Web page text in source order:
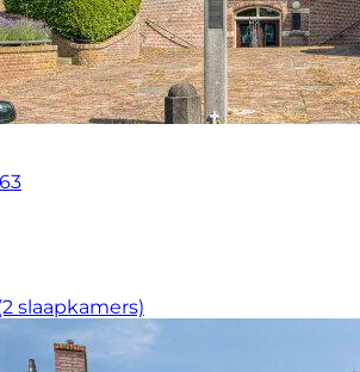
slaapkamers)